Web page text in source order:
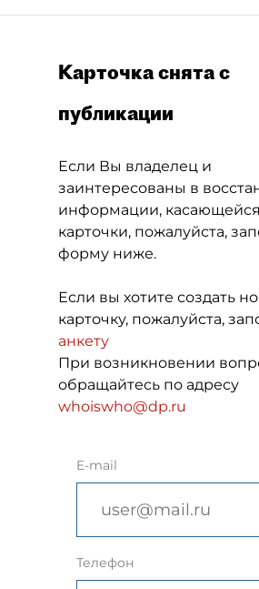
Карточка снята с
публикации
Если Вы владелец и
заинтересованы в
информации,
карточки, пожалуйста,
форму ниже.
Если вы хотите создать
карточку, пожалуйста,
анкету
При возникновении
обращайтесь по адресу
whoiswho@dp.ru
E-mail
Телефон